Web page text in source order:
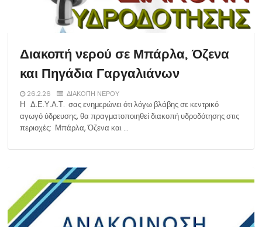
Διακοπή νερού σε Μπάρλα, Όζενα
και Πηγάδια Γαργαλιάνων
26.2.26 ΔΙΑΚΟΠΗ ΝΕΡΟΥ
Η Δ.Ε.Υ.Α.Τ. σας ενημερώνει ότι λόγω βλάβης σε κεντρικό
αγωγό ύδρευσης, θα πραγματοποιηθεί διακοπή υδροδότησης στις
περιοχές: Μπάρλα, Όζενα και …